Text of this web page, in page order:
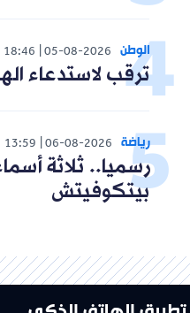
الوطن 05-08-2026
18:46
ترقب لاستدعاء
رياضة 06-08-2026
13:59
رسميا.. ثلاثة
بيتكوفيتش